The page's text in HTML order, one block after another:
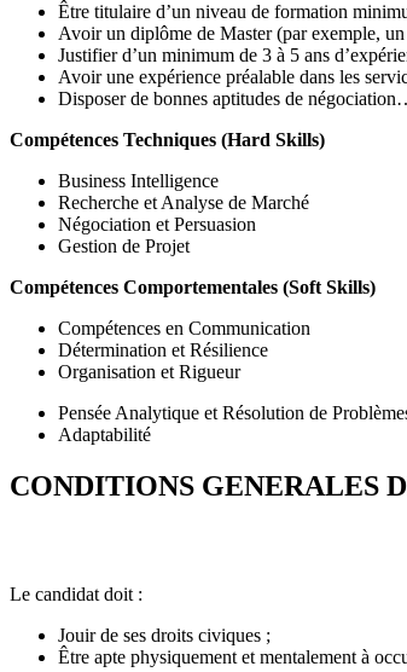
Être titulaire d’un niveau de formation
Avoir un diplôme de Master (par exemple,
Justifier d’un minimum de 3 à 5 ans
Avoir une expérience préalable dans les
Disposer de bonnes aptitudes de
Compétences Techniques (Hard Skills)
Business Intelligence
Recherche et Analyse de Marché
Négociation et Persuasion
Gestion de Projet
Compétences Comportementales (Soft Skills)
Compétences en Communication
Détermination et Résilience
Organisation et Rigueur
Pensée Analytique et Résolution de
Adaptabilité
CONDITIONS GENERALES
Le candidat doit :
Jouir de ses droits civiques ;
Être apte physiquement et mentalement à